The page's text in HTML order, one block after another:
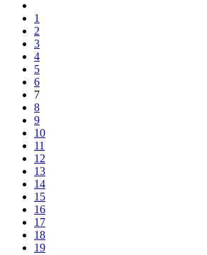
1
2
3
4
5
6
7
8
9
10
11
12
13
14
15
16
17
18
19